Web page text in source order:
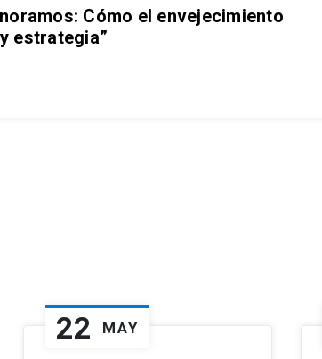
Cómo el envejecimiento
estrategia”
22 MAY